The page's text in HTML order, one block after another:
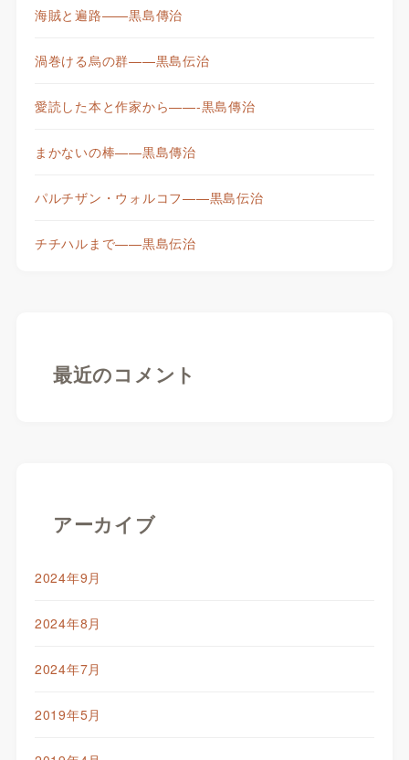
海賊と遍路——黒島傳治
渦巻ける烏の群——黒島伝治
愛読した本と作家から——-黒島傳治
まかないの棒——黒島傳治
パルチザン・ウォルコフ——黒島伝治
チチハルまで——黒島伝治
最近のコメント
アーカイブ
2024年9月
2024年8月
2024年7月
2019年5月